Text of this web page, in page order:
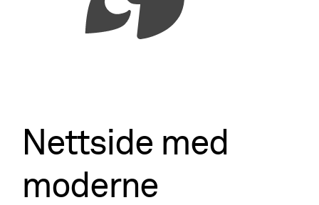
Nettside med
moderne